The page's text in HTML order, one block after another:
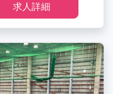
求人詳細